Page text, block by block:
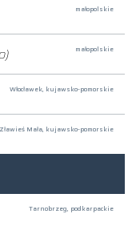
małopolskie
małopolskie
Włocławek, kujawsko-pomorskie
Zławieś Mała, kujawsko-pomorskie
Tarnobrzeg, podkarpackie